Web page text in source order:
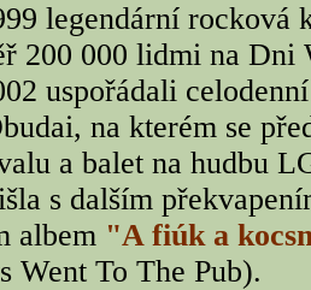
legendární rocková
200 000 lidmi na Dni
uspořádali
na kterém se
a balet na hudbu
s dalším
albem "A fiúk a
Went To The Pub).